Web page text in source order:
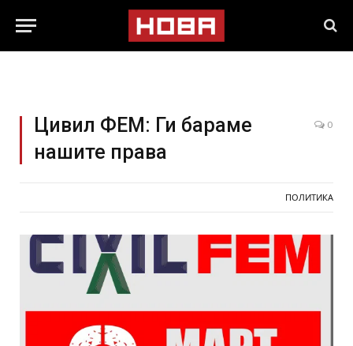
Цивил ФЕМ: Ги бараме
нашите права
0
ПОЛИТИКА